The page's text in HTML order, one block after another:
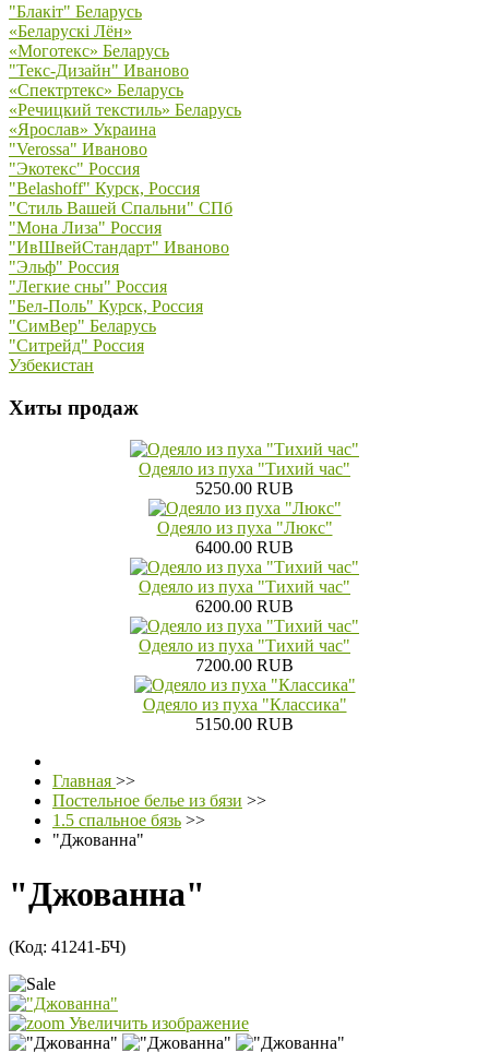
"Блакiт" Беларусь
«Беларускi Лён»
«Моготекс» Беларусь
"Текс-Дизайн" Иваново
«Спектртекс» Беларусь
«Речицкий текстиль» Беларусь
«Ярослав» Украина
"Verossa" Иваново
"Экотекс" Россия
"Belashoff" Курск, Россия
"Стиль Вашей Спальни" СПб
"Мона Лиза" Россия
"ИвШвейСтандарт" Иваново
"Эльф" Россия
"Легкие сны" Россия
"Бел-Поль" Курск, Россия
"СимВер" Беларусь
"Ситрейд" Россия
Узбекистан
Хиты продаж
Одеяло из пуха "Тихий час"
5250.00 RUB
Одеяло из пуха "Люкс"
6400.00 RUB
Одеяло из пуха "Тихий час"
6200.00 RUB
Одеяло из пуха "Тихий час"
7200.00 RUB
Одеяло из пуха "Классика"
5150.00 RUB
Главная >>
Постельное белье из бязи >>
1.5 спальное бязь >>
"Джованна"
"Джованна"
(Код: 41241-БЧ)
Увеличить изображение